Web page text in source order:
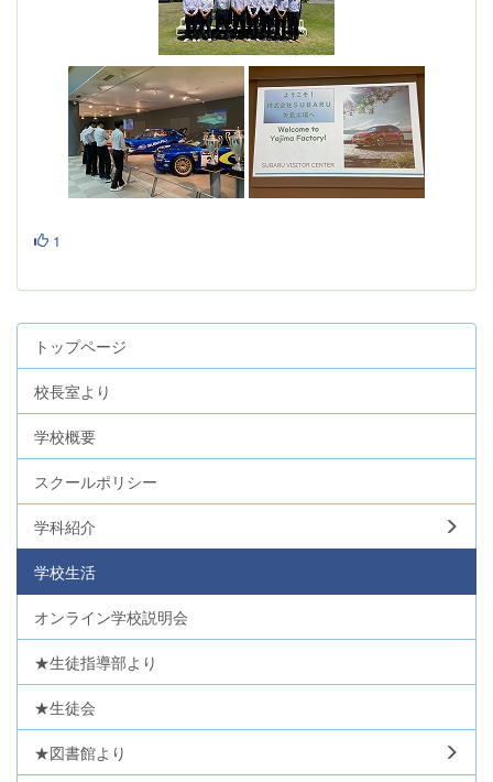
1
トップページ
校長室より
学校概要
スクールポリシー
学科紹介
学校生活
オンライン学校説明会
★生徒指導部より
★生徒会
★図書館より